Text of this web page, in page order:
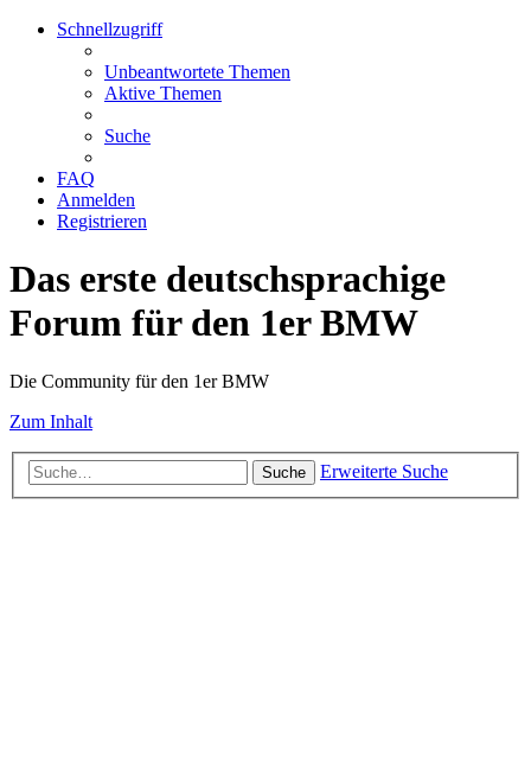
Schnellzugriff
Unbeantwortete Themen
Aktive Themen
Suche
FAQ
Anmelden
Registrieren
Das erste deutschsprachige
Forum für den 1er BMW
Die Community für den 1er BMW
Zum Inhalt
Suche Erweiterte Suche